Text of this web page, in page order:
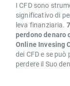
I CFD sono
significativo di
leva finanziaria.
perdono denaro
Online Invesing
dei CFD e se
perdere il Suo